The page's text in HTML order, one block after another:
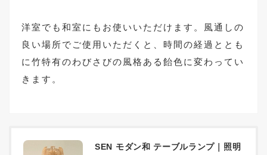
洋室でも和室にもお使いいただけます。風通しの
良い場所でご使用いただくと、時間の経過ととも
に竹特有のわびさびの風格ある飴色に変わってい
きます。
SEN モダン和 テーブルランプ｜照明